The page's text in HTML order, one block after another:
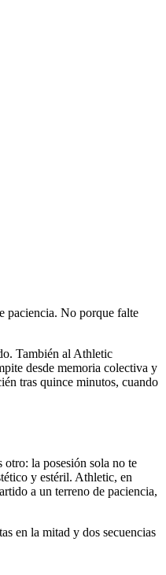
paciencia. No porque falte
También al Athletic
desde memoria colectiva y
tras quince minutos, cuando
la posesión sola no te
y estéril. Athletic, en
a un terreno de paciencia,
en la mitad y dos secuencias